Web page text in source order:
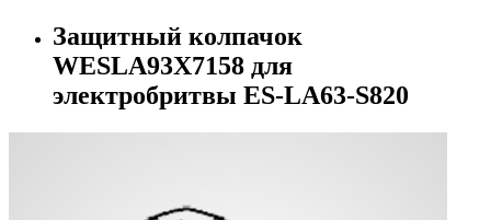
Защитный колпачок
WESLA93X7158 для
электробритвы ES-LA63-S820